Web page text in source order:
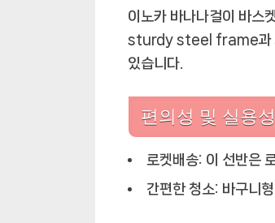
이노카 바나나걸이 바스
sturdy steel frame과 과
있습니다.
편의성 및 실용성
로켓배송: 이 선반은
간편한 청소: 바구니